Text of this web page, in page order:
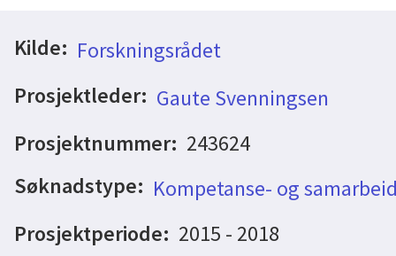
Kilde: Forskningsrådet
Prosjektleder: Gaute Svenningsen
Prosjektnummer: 243624
Søknadstype: Kompetanse- og
Prosjektperiode: 2015 - 2018